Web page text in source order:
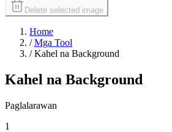
Delete selected image
Home
/ Mga Tool
/ Kahel na Background
Kahel na Background
Paglalarawan
1